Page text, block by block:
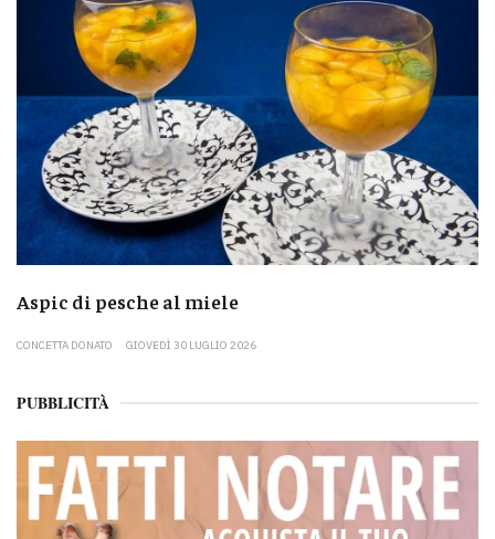
Aspic di pesche al miele
CONCETTA DONATO GIOVEDÌ 30 LUGLIO 2026
PUBBLICITÀ